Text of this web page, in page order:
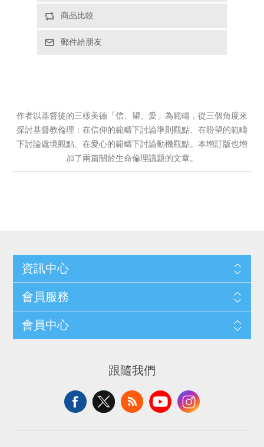
商品比較
郵件給朋友
作者以基督徒的三樣美德「信、望、愛」為範疇，從三個角度來
探討基督教倫理：在信仰的範疇下討論準則觀點、在盼望的範疇
下討論處境觀點、在愛心的範疇下討論動機觀點。本增訂版也增
加了兩篇關於生命倫理議題的文章。
資訊中心
會員服務
會員中心
跟隨我們